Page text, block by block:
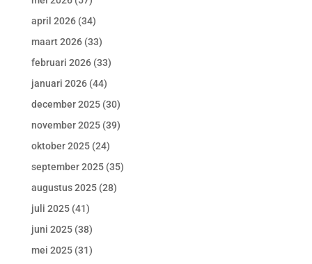
april 2026(34)
maart 2026(33)
februari 2026(33)
januari 2026(44)
december 2025(30)
november 2025(39)
oktober 2025(24)
september 2025(35)
augustus 2025(28)
juli 2025(41)
juni 2025(38)
mei 2025(31)